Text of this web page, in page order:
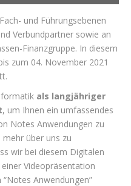
und Führungsebenen
Verbundpartner sowie an
Finanzgruppe. In diesem
zum 04. November 2021
als langjähriger
, um Ihnen ein umfassendes
Notes Anwendungen zu
mehr über uns zu
wir bei diesem Digitalen
Videopräsentation
Anwendungen”